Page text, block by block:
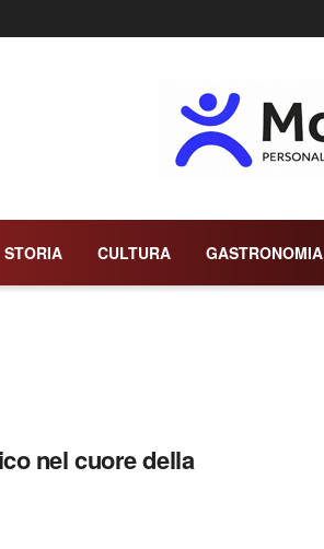
STORIA CULTURA GASTRONOMIA
nel cuore della